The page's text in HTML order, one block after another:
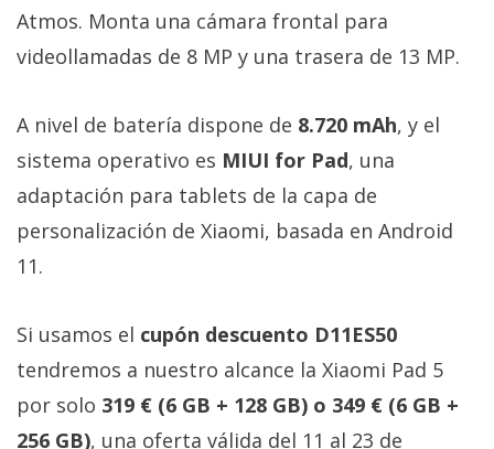
Atmos. Monta una cámara frontal para
videollamadas de 8 MP y una trasera de 13 MP.
A nivel de batería dispone de 8.720 mAh, y el
sistema operativo es MIUI for Pad, una
adaptación para tablets de la capa de
personalización de Xiaomi, basada en Android
11.
Si usamos el cupón descuento D11ES50
tendremos a nuestro alcance la Xiaomi Pad 5
por solo 319 € (6 GB + 128 GB) o 349 € (6 GB +
256 GB), una oferta válida del 11 al 23 de